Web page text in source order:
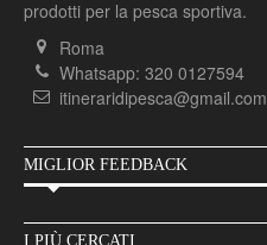
prodotti per la pesca sportiva.
Roma
Whatsapp: 320 0127594
itineraridipesca@gmail.com
MIGLIOR FEEDBACK
I PIÙ CERCATI